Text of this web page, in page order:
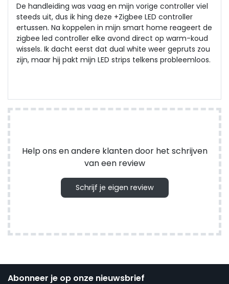
De handleiding was vaag en mijn vorige controller viel
steeds uit, dus ik hing deze +Zigbee LED controller
ertussen. Na koppelen in mijn smart home reageert de
zigbee led controller elke avond direct op warm-koud
wissels. Ik dacht eerst dat dual white weer gepruts zou
zijn, maar hij pakt mijn LED strips telkens probleemloos.
Help ons en andere klanten door het schrijven
van een review
Schrijf je eigen review
Abonneer je op onze nieuwsbrief